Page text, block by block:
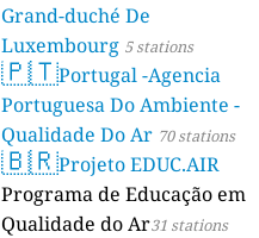
Grand-duché De
Luxembourg 5 stations
🇵🇹Portugal -Agencia
Portuguesa Do Ambiente -
Qualidade Do Ar 70 stations
🇧🇷Projeto EDUC.AIR
Programa de Educação em
Qualidade do Ar31 stations